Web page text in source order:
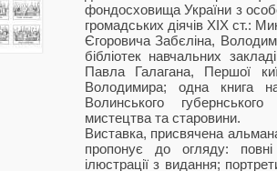
фондосховища України з
громадських діячів ХІХ ст.:
Єгоровича Забєліна,
бібліотек навчальних
Павла Галагана, Першої
Володимира; одна книга
Волинського
мистецтва та старовини.
Виставка, присвячена
пропонує до огляду:
ілюстрації з видання;